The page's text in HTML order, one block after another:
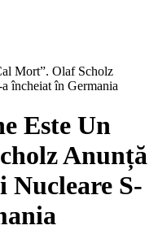
Mort”. Olaf Scholz
încheiat în Germania
Este Un
Anunță
Nucleare S-